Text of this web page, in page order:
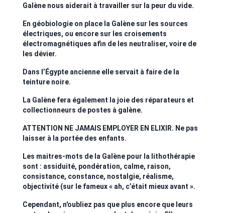
Galène nous aiderait à travailler sur la peur du vide.
En géobiologie on place la Galène sur les sources
électriques, ou encore sur les croisements
électromagnétiques afin de les neutraliser, voire de
les dévier.
Dans l’Égypte ancienne elle servait à faire de la
teinture noire.
La Galène fera également la joie des réparateurs et
collectionneurs de postes à galène.
ATTENTION NE JAMAIS EMPLOYER EN ELIXIR. Ne pas
laisser à la portée des enfants.
Les maitres-mots de la Galène pour la lithothérapie
sont : assiduité, pondération, calme, raison,
consistance, constance, nostalgie, réalisme,
objectivité (sur le fameux « ah, c’était mieux avant ».
Cependant, n'oubliez pas que plus encore que leurs